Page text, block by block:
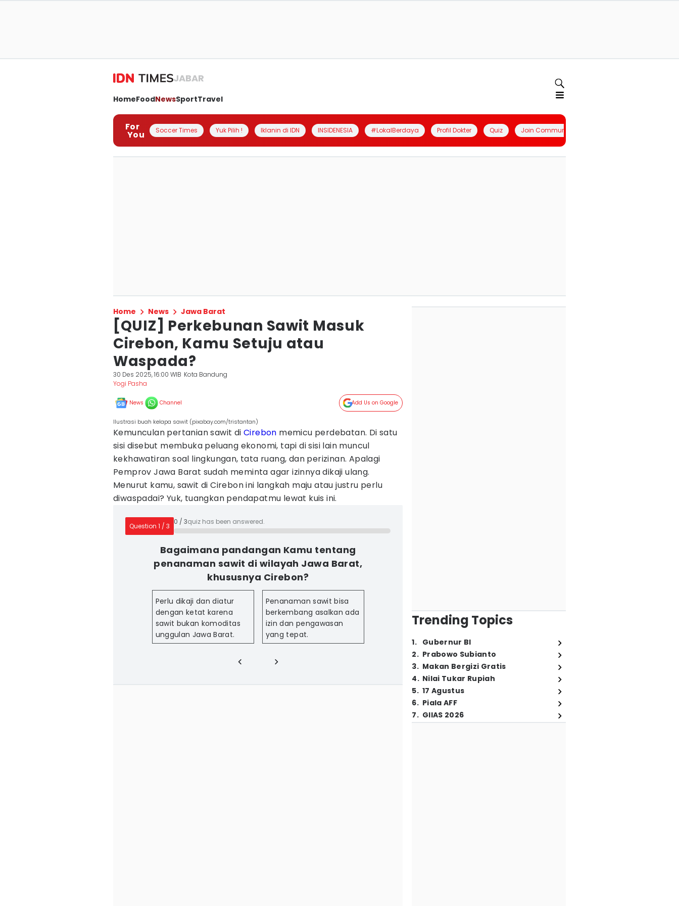
JABAR
HomeFoodNewsSportTravel
For
You Soccer Times Yuk Pilih ! Iklanin di IDN INSIDENESIA #LokalBerdaya Profil Dokter Quiz Join Community
Home News Jawa Barat
[QUIZ] Perkebunan Sawit Masuk
Cirebon, Kamu Setuju atau
Waspada?
30 Des 2025, 16:00 WIB Kota Bandung
Yogi Pasha
News Channel Add Us on Google
Ilustrasi buah kelapa sawit (pixabay.com/tristantan)
Kemunculan pertanian sawit di Cirebon memicu perdebatan. Di satu
sisi disebut membuka peluang ekonomi, tapi di sisi lain muncul
kekhawatiran soal lingkungan, tata ruang, dan perizinan. Apalagi
Pemprov Jawa Barat sudah meminta agar izinnya dikaji ulang.
Menurut kamu, sawit di Cirebon ini langkah maju atau justru perlu
diwaspadai? Yuk, tuangkan pendapatmu lewat kuis ini.
Question 1 / 3
0 / 3quiz has been answered.
Bagaimana pandangan Kamu tentang
penanaman sawit di wilayah Jawa Barat,
khususnya Cirebon?
Perlu dikaji dan diatur
dengan ketat karena
sawit bukan komoditas
unggulan Jawa Barat.
Penanaman sawit bisa
berkembang asalkan ada
izin dan pengawasan
yang tepat.
Trending Topics
1. Gubernur BI
2. Prabowo Subianto
3. Makan Bergizi Gratis
4. Nilai Tukar Rupiah
5. 17 Agustus
6. Piala AFF
7. GIIAS 2026